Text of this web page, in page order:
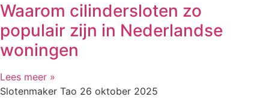
Waarom cilindersloten zo
populair zijn in Nederlandse
woningen
Lees meer »
Slotenmaker Tao 26 oktober 2025